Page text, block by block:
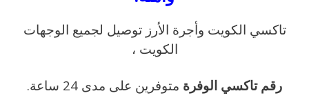
تاكسي الكويت وأجرة الأرز توصيل لجميع الوجهات
الكويت ،
رقم تاكسي الوفرة متوفرين على مدى 24 ساعة.